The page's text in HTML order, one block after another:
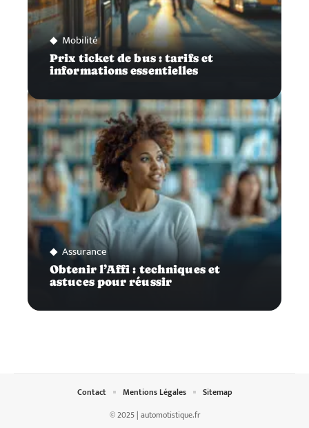
Mobilité
Prix ticket de bus : tarifs et
informations essentielles
Assurance
Obtenir l’Affi : techniques et
astuces pour réussir
© 2025 | automotistique.fr
Contact Mentions Légales Sitemap